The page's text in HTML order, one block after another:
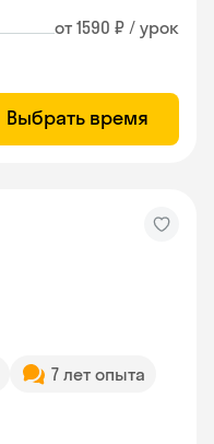
от 1590 ₽ / урок
Выбрать время
7 лет опыта